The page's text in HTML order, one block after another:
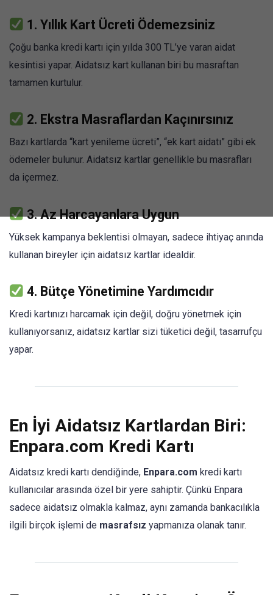
1.Yıllık Kart Ücreti Ödemezsiniz
Çoğu banka kredi kartı için yılda 300 TL’ye varan aidat
kesintisi yapar. Aidatsız kart kullanan biri bu masraftan
tamamen kurtulur.
2. Ekstra Masraflardan Kaçınırsınız
Bazı kartlarda “kart yenileme ücreti”, “ek kart aidatı” gibi ek
ödemeler bulunur. Aidatsız kartlar genellikle bu masrafları
da içermez.
3.Az Harcayanlara Uygun
Yüksek kampanya beklentisi olmayan, sadece ihtiyaç anında
kullanan bireyler için aidatsız kartlar idealdir.
4. Bütçe Yönetimine Yardımcıdır
Kredi kartınızı harcamak için değil, doğru yönetmek için
kullanıyorsanız, aidatsız kartlar sizi tüketici değil, tasarrufçu
yapar.
En İyi Aidatsız Kartlardan Biri:
Enpara.com Kredi Kartı
Aidatsız kredi kartı dendiğinde, Enpara.com kredi kartı
kullanıcılar arasında özel bir yere sahiptir. Çünkü Enpara
sadece aidatsız olmakla kalmaz, aynı zamanda bankacılıkla
ilgili birçok işlemi de masrafsız yapmanıza olanak tanır.